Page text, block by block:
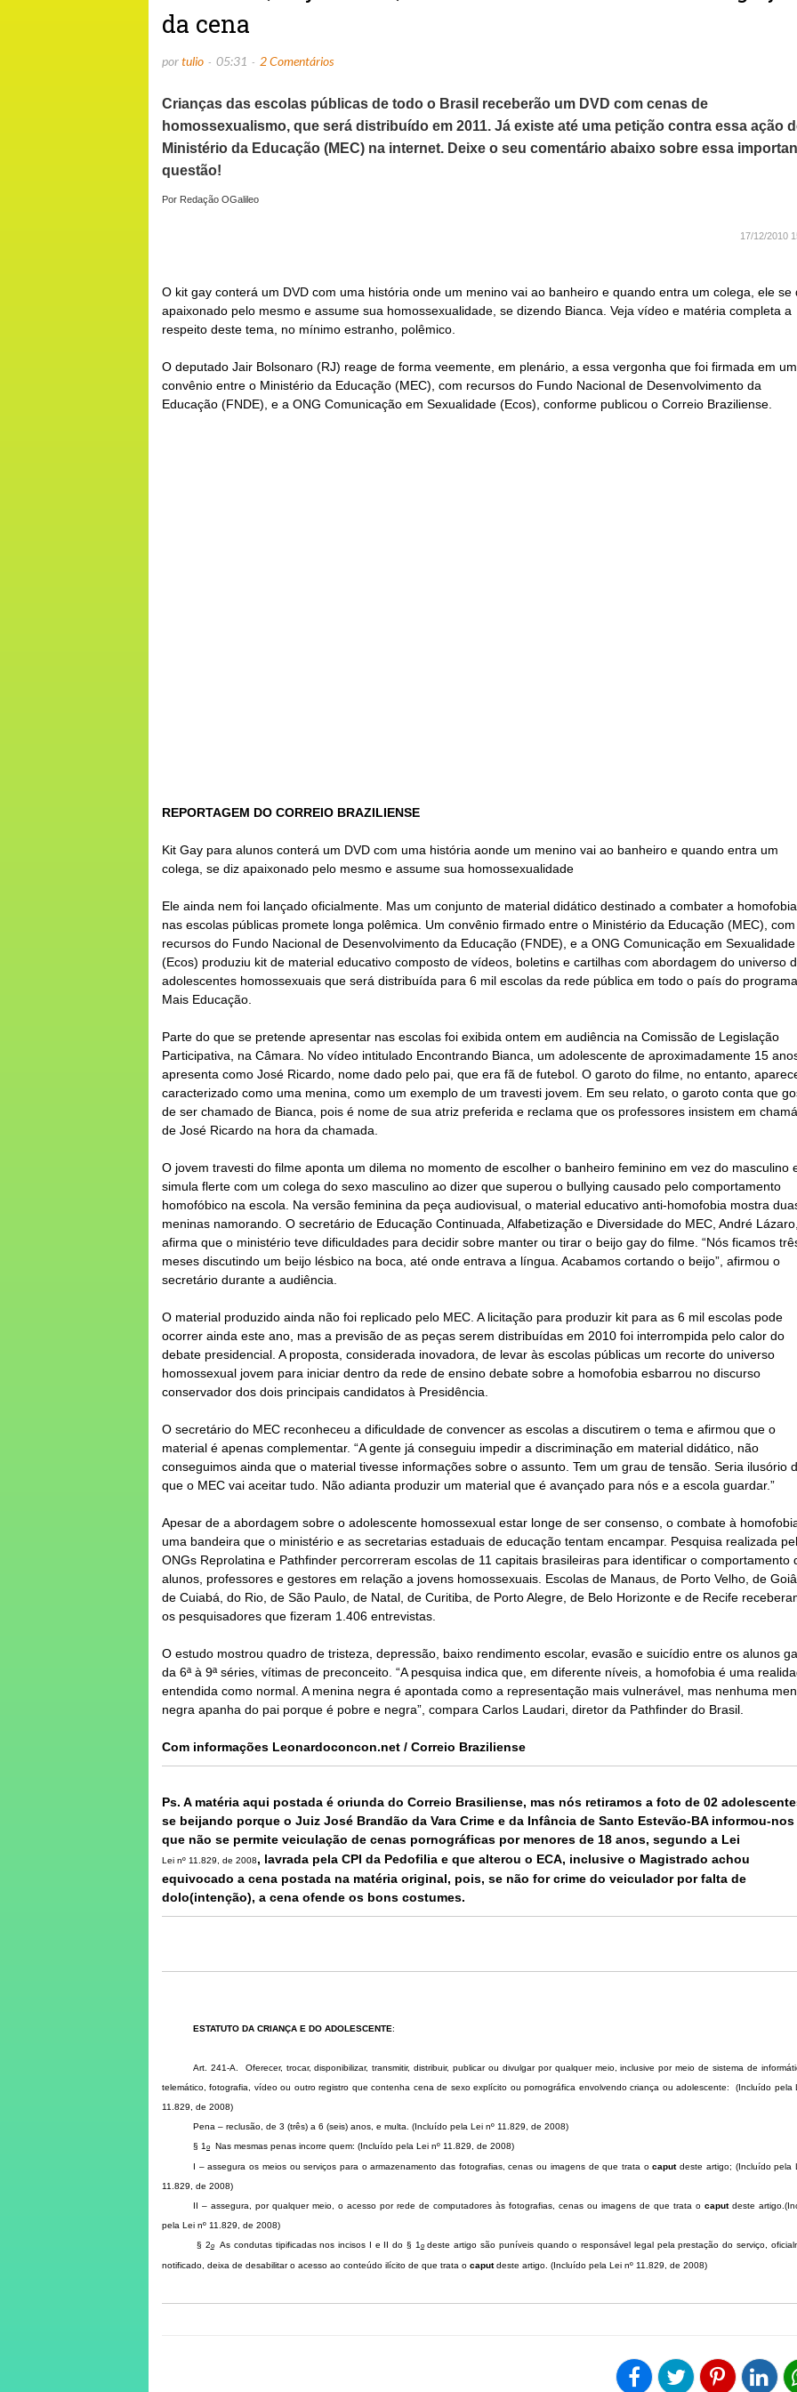
da cena
portulio 05:31 2 Comentários
Crianças das escolas públicas de todo o Brasil receberão um DVD com cenas de
homossexualismo, que será distribuído em 2011. Já existe até uma petição contra essa ação
Ministério da Educação (MEC) na internet. Deixe o seu comentário abaixo sobre essa
questão!
Por Redação OGalileo
17/12/2010
O kit gay conterá um DVD com uma história onde um menino vai ao banheiro e quando entra um colega, ele se
apaixonado pelo mesmo e assume sua homossexualidade, se dizendo Bianca. Veja vídeo e matéria completa a
respeito deste tema, no mínimo estranho, polêmico.
O deputado Jair Bolsonaro (RJ) reage de forma veemente, em plenário, a essa vergonha que foi firmada em um
convênio entre o Ministério da Educação (MEC), com recursos do Fundo Nacional de Desenvolvimento da
Educação (FNDE), e a ONG Comunicação em Sexualidade (Ecos), conforme publicou o Correio Braziliense.
REPORTAGEM DO CORREIO BRAZILIENSE
Kit Gay para alunos conterá um DVD com uma história aonde um menino vai ao banheiro e quando entra um
colega, se diz apaixonado pelo mesmo e assume sua homossexualidade
Ele ainda nem foi lançado oficialmente. Mas um conjunto de material didático destinado a combater a homofobia
nas escolas públicas promete longa polêmica. Um convênio firmado entre o Ministério da Educação (MEC), com
recursos do Fundo Nacional de Desenvolvimento da Educação (FNDE), e a ONG Comunicação em Sexualidade
(Ecos) produziu kit de material educativo composto de vídeos, boletins e cartilhas com abordagem do universo
adolescentes homossexuais que será distribuída para 6 mil escolas da rede pública em todo o país do programa
Mais Educação.
Parte do que se pretende apresentar nas escolas foi exibida ontem em audiência na Comissão de Legislação
Participativa, na Câmara. No vídeo intitulado Encontrando Bianca, um adolescente de aproximadamente 15
apresenta como José Ricardo, nome dado pelo pai, que era fã de futebol. O garoto do filme, no entanto,
caracterizado como uma menina, como um exemplo de um travesti jovem. Em seu relato, o garoto conta que
de ser chamado de Bianca, pois é nome de sua atriz preferida e reclama que os professores insistem em
de José Ricardo na hora da chamada.
O jovem travesti do filme aponta um dilema no momento de escolher o banheiro feminino em vez do masculino
simula flerte com um colega do sexo masculino ao dizer que superou o bullying causado pelo comportamento
homofóbico na escola. Na versão feminina da peça audiovisual, o material educativo anti-homofobia mostra
meninas namorando. O secretário de Educação Continuada, Alfabetização e Diversidade do MEC , André Lázaro,
afirma que o ministério teve dificuldades para decidir sobre manter ou tirar o beijo gay do filme. “Nós ficamos
meses discutindo um beijo lésbico na boca, até onde entrava a língua. Acabamos cortando o beijo”, afirmou o
secretário durante a audiência.
O material produzido ainda não foi replicado pelo MEC . A licitação para produzir kit para as 6 mil escolas pode
ocorrer ainda este ano, mas a previsão de as peças serem distribuídas em 2010 foi interrompida pelo calor do
debate presidencial. A proposta, considerada inovadora, de levar às escolas públicas um recorte do universo
homossexual jovem para iniciar dentro da rede de ensino debate sobre a homofobia esbarrou no discurso
conservador dos dois principais candidatos à Presidência.
O secretário do MEC reconheceu a dificuldade de convencer as escolas a discutirem o tema e afirmou que o
material é apenas complementar. “A gente já conseguiu impedir a discriminação em material didático, não
conseguimos ainda que o material tivesse informações sobre o assunto. Tem um grau de tensão. Seria ilusório
que o MEC vai aceitar tudo. Não adianta produzir um material que é avançado para nós e a escola guardar.”
Apesar de a abordagem sobre o adolescente homossexual estar longe de ser consenso, o combate à
uma bandeira que o ministério e as secretarias estaduais de educação tentam encampar. Pesquisa realizada
ONGs Reprolatina e Pathfinder percorreram escolas de 11 capitais brasileiras para identificar o comportamento
alunos, professores e gestores em relação a jovens homossexuais. Escolas de Manaus, de Porto Velho, de
de Cuiabá, do Rio, de São Paulo, de Natal, de Curitiba, de Porto Alegre, de Belo Horizonte e de Recife
os pesquisadores que fizeram 1.406 entrevistas.
O estudo mostrou quadro de tristeza, depressão, baixo rendimento escolar, evasão e suicídio entre os alunos
da 6ª à 9ª séries, vítimas de preconceito. “A pesquisa indica que, em diferente níveis, a homofobia é uma
entendida como normal. A menina negra é apontada como a representação mais vulnerável, mas nenhuma
negra apanha do pai porque é pobre e negra”, compara Carlos Laudari, diretor da Pathfinder do Brasil.
Com informações Leonardoconcon.net / Correio Braziliense
Ps. A matéria aqui postada é oriunda do Correio Brasiliense, mas nós retiramos a foto de 02
se beijando porque o Juiz José Brandão da Vara Crime e da Infância de Santo Estevão-BA informou-nos
que não se permite veiculação de cenas pornográficas por menores de 18 anos, segundo a Lei
Lei nº 11.829, de 2008, lavrada pela CPI da Pedofilia e que alterou o ECA, inclusive o Magistrado achou
equivocado a cena postada na matéria original, pois, se não for crime do veiculador por falta de
dolo(intenção), a cena ofende os bons costumes.
ESTATUTO DA CRIANÇA E DO ADOLESCENTE:
Art. 241-A. Oferecer, trocar, disponibilizar, transmitir, distribuir, publicar ou divulgar por qualquer meio, inclusive por meio de sistema de
telemático, fotografia, vídeo ou outro registro que contenha cena de sexo explícito ou pornográfica envolvendo criança ou adolescente:(Incluído pela
11.829, de 2008)
Pena – reclusão, de 3 (três) a 6 (seis) anos, e multa. (Incluído pela Lei nº 11.829, de 2008)
§ 1 o Nas mesmas penas incorre quem: (Incluído pela Lei nº 11.829, de 2008)
I – assegura os meios ou serviços para o armazenamento das fotografias, cenas ou imagens de que trata ocaputdeste artigo; (Incluído pela
11.829, de 2008)
II – assegura, por qualquer meio, o acesso por rede de computadores às fotografias, cenas ou imagens de que trata o caputdeste artigo.
pela Lei nº 11.829, de 2008)
§ 2oAs condutas tipificadas nos incisos I e II do § 1 odeste artigo são puníveis quando o responsável legal pela prestação do serviço,
notificado, deixa de desabilitar o acesso ao conteúdo ilícito de que trata o caputdeste artigo. (Incluído pela Lei nº 11.829, de 2008)